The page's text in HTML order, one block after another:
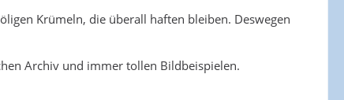
Krümeln, die überall haften bleiben. Deswegen
Archiv und immer tollen Bildbeispielen.